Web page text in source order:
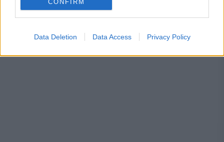
CONFIRM
Data Deletion Data Access Privacy Policy
bun profesor al mişcării scenice).